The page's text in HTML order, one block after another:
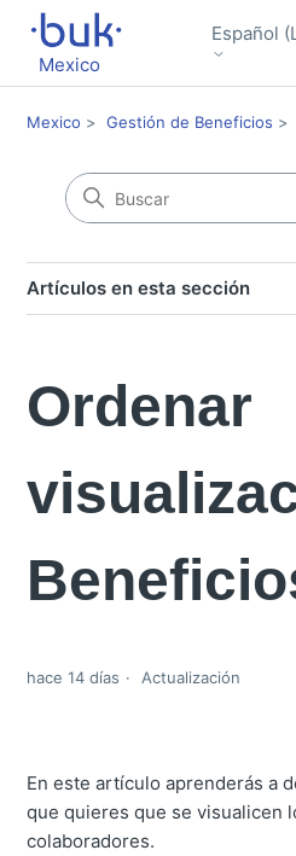
Mexico
Español
Mexico Gestión de Beneficios
Artículos en esta sección
Ordenar
hace 14 días Actualización
En este artículo aprenderás a
que quieres que se visualicen
colaboradores.